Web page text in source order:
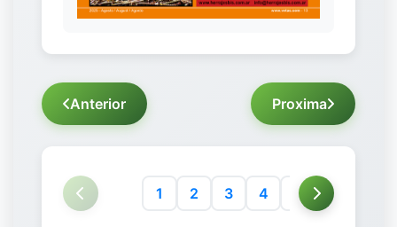
Anterior Proxima
1 2 3 4 5 6